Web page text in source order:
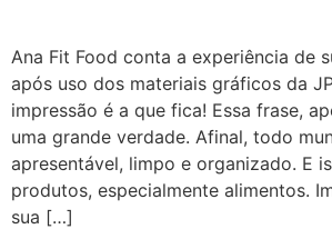
Ana Fit Food conta a experiência de
após uso dos materiais gráficos da
impressão é a que fica! Essa frase,
uma grande verdade. Afinal, todo
apresentável, limpo e organizado. E
produtos, especialmente alimentos.
sua […]